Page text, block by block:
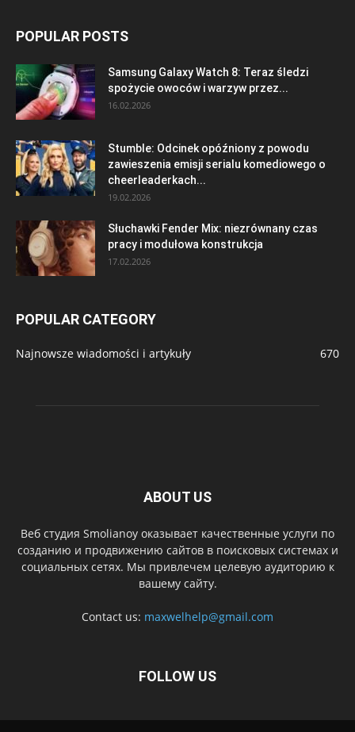
POPULAR POSTS
Samsung Galaxy Watch 8: Teraz śledzi
spożycie owoców i warzyw przez...
16.02.2026
Stumble: Odcinek opóźniony z powodu
zawieszenia emisji serialu komediowego o
cheerleaderkach...
19.02.2026
Słuchawki Fender Mix: niezrównany czas
pracy i modułowa konstrukcja
17.02.2026
POPULAR CATEGORY
Najnowsze wiadomości i artykuły 670
ABOUT US
Веб студия Smolianoy оказывает качественные услуги по
созданию и продвижению сайтов в поисковых системах и
социальных сетях. Мы привлечем целевую аудиторию к
вашему сайту.
Contact us: maxwelhelp@gmail.com
FOLLOW US